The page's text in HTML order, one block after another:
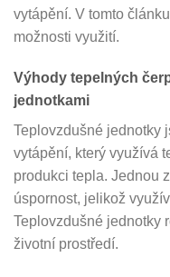
vytápění. V tomto
možnosti využití.
Výhody tepelných
jednotkami
Teplovzdušné jednotky
vytápění, který využívá
produkci tepla. Jednou
úspornost, jelikož
Teplovzdušné jednotky
životní prostředí.